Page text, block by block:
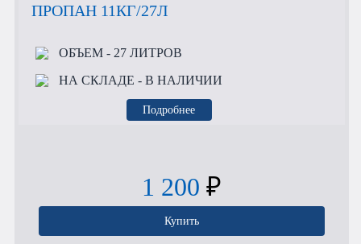
ПРОПАН 11КГ/27Л
ОБЪЕМ- 27 ЛИТРОВ
НА СКЛАДЕ - В НАЛИЧИИ
Подробнее
1 200 ₽
Купить